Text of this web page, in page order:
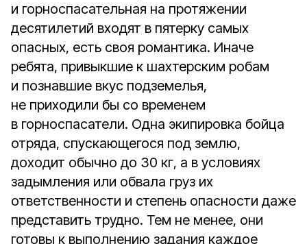
и горноспасательная на протяжении
десятилетий входят в пятерку самых
опасных, есть своя романтика. Иначе
ребята, привыкшие к шахтерским робам
и познавшие вкус подземелья,
не приходили бы со временем
в горноспасатели. Одна экипировка бойца
отряда, спускающегося под землю,
доходит обычно до 30 кг, а в условиях
задымления или обвала груз их
ответственности и степень опасности даже
представить трудно. Тем не менее, они
готовы к выполнению задания каждое